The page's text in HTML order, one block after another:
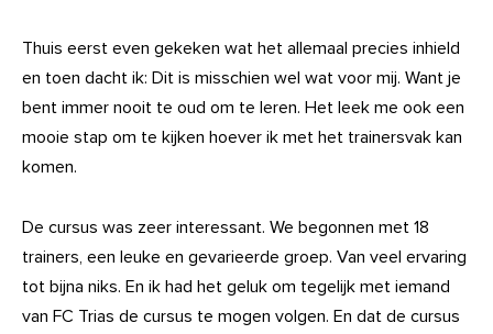
Thuis eerst even gekeken wat het allemaal precies inhield
en toen dacht ik: Dit is misschien wel wat voor mij. Want je
bent immer nooit te oud om te leren. Het leek me ook een
mooie stap om te kijken hoever ik met het trainersvak kan
komen.
De cursus was zeer interessant. We begonnen met 18
trainers, een leuke en gevarieerde groep. Van veel ervaring
tot bijna niks. En ik had het geluk om tegelijk met iemand
van FC Trias de cursus te mogen volgen. En dat de cursus